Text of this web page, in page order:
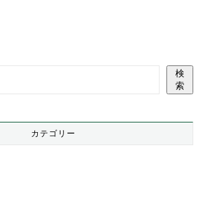
検
索
カテゴリー